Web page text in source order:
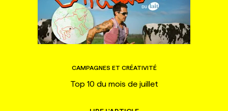
CAMPAGNES ET CRÉATIVITÉ
Top 10 du mois de juillet